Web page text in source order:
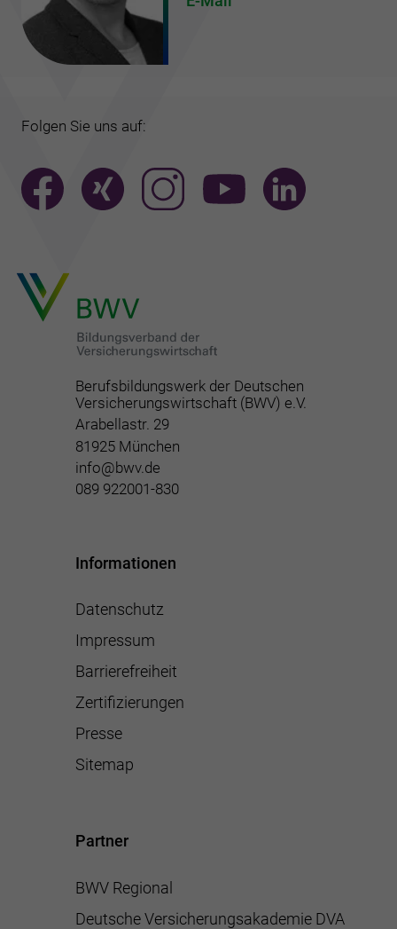
Folgen Sie uns auf:
Berufsbildungswerk der Deutschen
Versicherungswirtschaft (BWV) e.V.
Arabellastr. 29
81925 München
info@bwv.de
089 922001-830
Informationen
Datenschutz
Impressum
Barrierefreiheit
Zertifizierungen
Presse
Sitemap
Partner
BWV Regional
Deutsche Versicherungsakademie DVA